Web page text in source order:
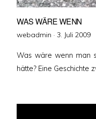
WAS WÄRE WENN
webadmin · Veröffentlicht
3. Juli 2009
Was wäre wenn man
hätte? Eine Geschichte